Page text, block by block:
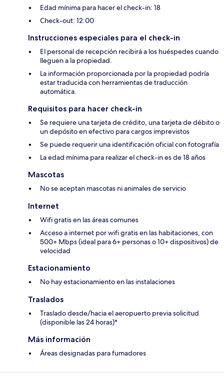
Edad mínima para hacer el check-in: 18
Check-out: 12:00
Instrucciones especiales para el check-in
El personal de recepción recibirá a los huéspedes cuando
lleguen a la propiedad.
La información proporcionada por la propiedad podría
estar traducida con herramientas de traducción
automática.
Requisitos para hacer check-in
Se requiere una tarjeta de crédito, una tarjeta de débito o
un depósito en efectivo para cargos imprevistos
Se puede requerir una identificación oficial con fotografía
La edad mínima para realizar el check-in es de 18 años
Mascotas
No se aceptan mascotas ni animales de servicio
Internet
Wifi gratis en las áreas comunes
Acceso a internet por wifi gratis en las habitaciones, con
500+ Mbps (ideal para 6+ personas o 10+ dispositivos) de
velocidad
Estacionamiento
No hay estacionamiento en las instalaciones
Traslados
Traslado desde/hacia el aeropuerto previa solicitud
(disponible las 24 horas)*
Más información
Áreas designadas para fumadores